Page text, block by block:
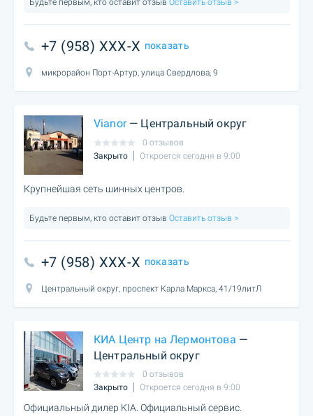
Будьте первым, кто оставит отзыв Оставить отзыв >
+7 (958) XXX-X показать
микрорайон Порт-Артур, улица Свердлова, 9
Vianor— Центральный округ
0 отзывов
Закрыто
Откроется сегодня в 9:00
Крупнейшая сеть шинных центров.
Будьте первым, кто оставит отзыв Оставить отзыв >
+7 (958) XXX-X показать
Центральный округ, проспект Карла Маркса, 41/19литЛ
КИА Центр на Лермонтова —
Центральный округ
0 отзывов
Закрыто
Откроется сегодня в 9:00
Официальный дилер KIA. Официальный сервис.